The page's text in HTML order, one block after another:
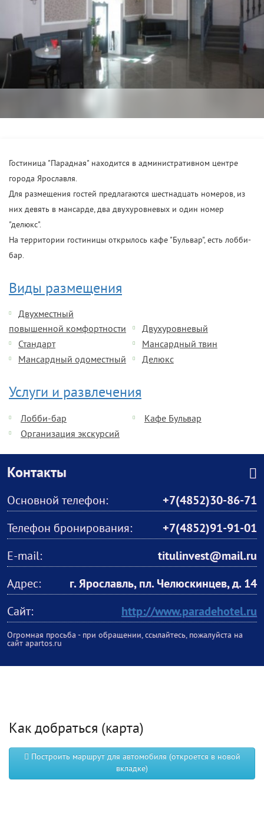
Гостиница "Парадная" находится в административном центре
города Ярославля.
Для размещения гостей предлагаются шестнадцать номеров, из
них девять в мансарде, два двухуровневых и один номер
"делюкс".
На территории гостиницы открылось кафе "Бульвар", есть лобби-
бар.
Виды размещения
Двухместный
повышенной комфортности
Двухуровневый
Стандарт
Мансардный твин
Мансардный одоместный
Делюкс
Услуги и развлечения
Лобби-бар
Кафе Бульвар
Организация экскурсий
Контакты
Основной телефон:
+7(4852)30-86-71
Телефон бронирования:
+7(4852)91-91-01
E-mail:
titulinvest@mail.ru
Адрес:
г. Ярославль, пл. Челюскинцев, д. 14
Сайт:
http://www.paradehotel.ru
Огромная просьба - при обращении, ссылайтесь, пожалуйста на
сайт apartos.ru
Как добраться (карта)
Построить маршрут для автомобиля (откроется в новой
вкладке)